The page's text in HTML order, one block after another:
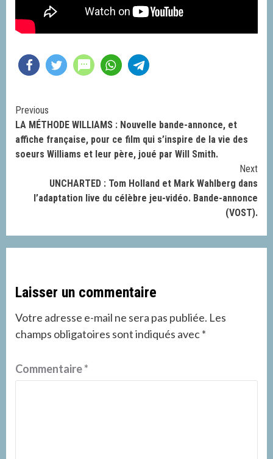
Continue
Reading
Previous
LA MÉTHODE WILLIAMS : Nouvelle bande-annonce, et
affiche française, pour ce film qui s’inspire de la vie des
soeurs Williams et leur père, joué par Will Smith.
Next
UNCHARTED : Tom Holland et Mark Wahlberg dans
l’adaptation live du célèbre jeu-vidéo. Bande-annonce
(VOST).
Laisser un commentaire
Votre adresse e-mail ne sera pas publiée. Les
champs obligatoires sont indiqués avec*
Commentaire*